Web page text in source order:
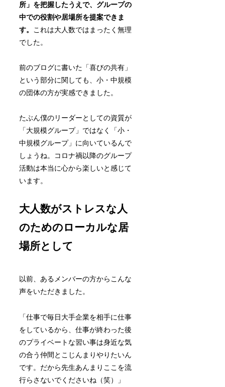
所」を把握したうえで、グループの
中での役割や居場所を提案できま
す。
これは大人数ではまったく無理
でした。
前のブログに書いた「喜びの共有」
という部分に関しても、小・中規模
の団体の方が実感できました。
たぶん僕のリーダーとしての資質が
「大規模グループ」ではなく「小・
中規模グループ」に向いているんで
しょうね。コロナ禍以降のグループ
活動は本当に心から楽しいと感じて
います。
大人数がストレスな人
のためのローカルな居
場所として
以前、あるメンバーの方からこんな
声をいただきました。
「仕事で毎日大手企業を相手に仕事
をしているから、仕事が終わった後
のプライベートな習い事は身近な気
の合う仲間とこじんまりやりたいん
です。だから先生あんまりここを流
行らさないでくださいね（笑）」